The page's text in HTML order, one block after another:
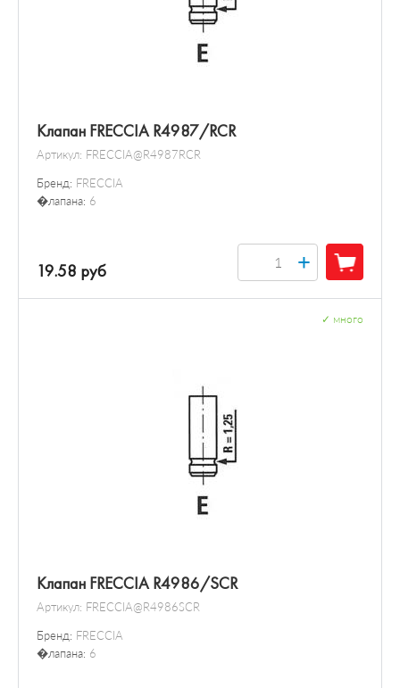
Клапан FRECCIA R4987/RCR
Артикул: FRECCIA@R4987RCR
Бренд: FRECCIA
�лапана: 6
19.58 руб +
Клапан FRECCIA R4986/SCR
Артикул: FRECCIA@R4986SCR
Бренд: FRECCIA
�лапана: 6
много